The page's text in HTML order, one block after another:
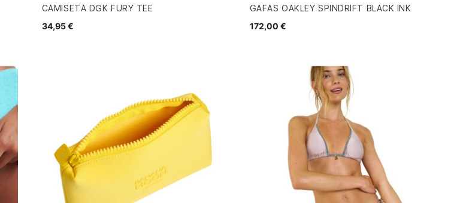
CAMISETA DGK FURY TEE
34,95 €
GAFAS OAKLEY SPINDRIFT BLACK INK
172,00 €